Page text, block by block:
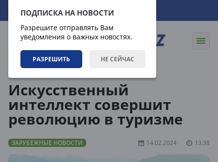
ПОДПИСКА НА НОВОСТИ
Разрешите отправлять Вам
уведомления о важных новостях.
РАЗРЕШИТЬ НЕ СЕЙЧАС
06.08.2026 19:48:26
Искусственный
интеллект совершит
революцию в туризме
ЗАРУБЕЖНЫЕ НОВОСТИ 14.02.2024 13:38